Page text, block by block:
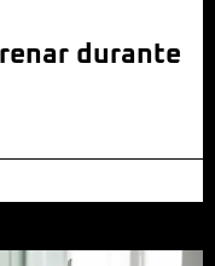
durante